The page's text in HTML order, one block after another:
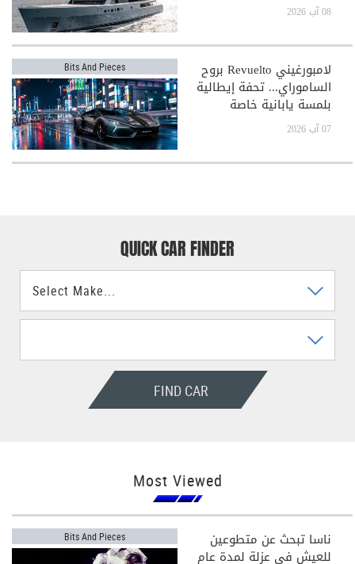
08 آب 2026
Bits And Pieces لامبورغيني Revuelto بروح
الساموراي... تحفة إيطالية
بلمسة يابانية خاصة
07 آب 2026
QUICK CAR FINDER
FIND CAR
Most Viewed
Bits And Pieces ناسا تبحث عن متطوعين
للعيش في عزلة لمدة عام